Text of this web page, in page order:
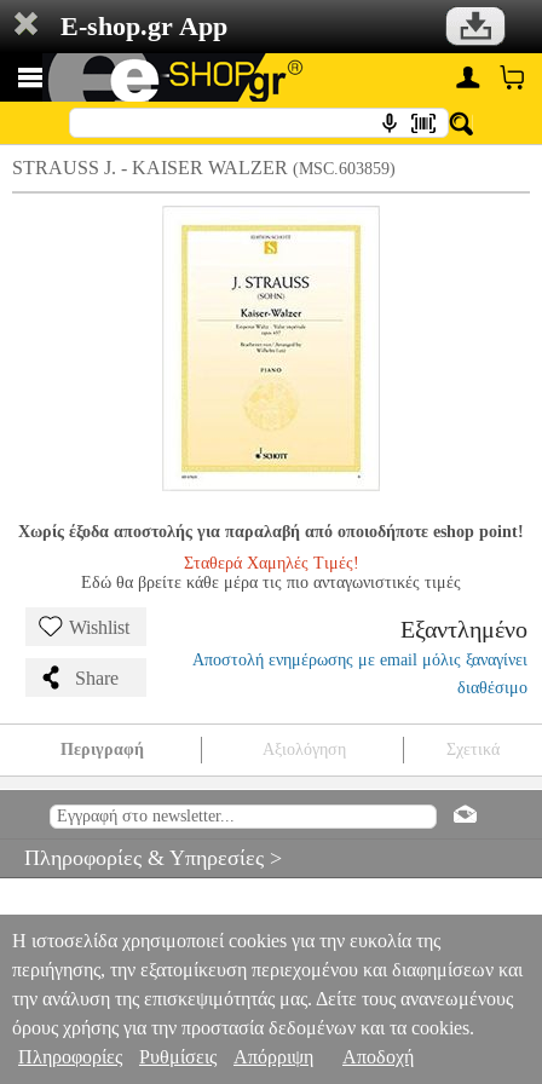
E-shop.gr App
STRAUSS J. - KAISER WALZER (MSC.603859)
Χωρίς έξοδα αποστολής για παραλαβή από οποιοδήποτε eshop point!
Σταθερά Χαμηλές Τιμές!
Εδώ θα βρείτε κάθε μέρα τις πιο ανταγωνιστικές τιμές
Wishlist
Share
Εξαντλημένο
Αποστολή ενημέρωσης με email μόλις ξαναγίνει
διαθέσιμο
Περιγραφή Αξιολόγηση Σχετικά
SCHOTT SOHNE SCHOTT SOHNE
ΜΟΥΣΙΚΑ ΒΙΒΛΙΑ
0
Πληροφορίες & Υπηρεσίες >
Η ιστοσελίδα χρησιμοποιεί cookies για την ευκολία της
περιήγησης, την εξατομίκευση περιεχομένου και διαφημίσεων και
την ανάλυση της επισκεψιμότητάς μας. Δείτε τους ανανεωμένους
όρους χρήσης για την προστασία δεδομένων και τα cookies.
Πληροφορίες
Ρυθμίσεις Απόρριψη Αποδοχή